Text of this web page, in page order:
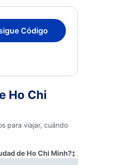
Código
Ho Chi
para viajar, cuándo
de Ho Chi Minh?‡